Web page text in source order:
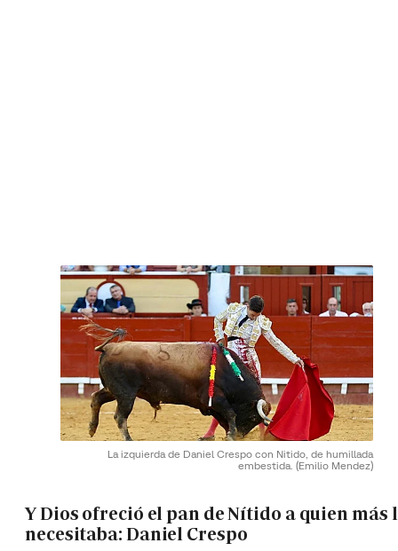
La izquierda de Daniel Crespo con Nitido, de humillada
embestida. (Emilio Mendez)
Y Dios ofreció el pan de Nítido a quien más
necesitaba: Daniel Crespo